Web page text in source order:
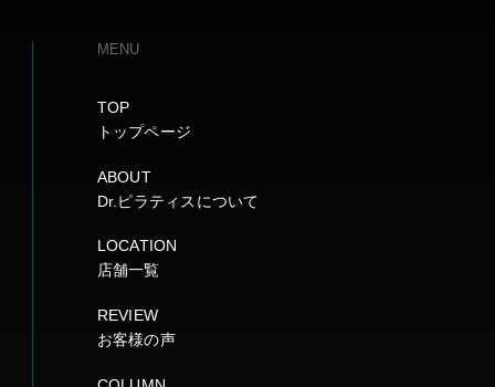
MENU
TOP
トップページ
ABOUT
Dr.ピラティスについて
LOCATION
店舗一覧
REVIEW
お客様の声